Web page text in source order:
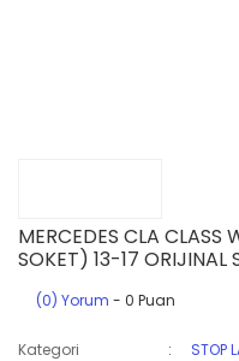
MERCEDES CLA CLASS
SOKET) 13-17 ORIJINAL
(0) Yorum - 0 Puan
Kategori
STOP